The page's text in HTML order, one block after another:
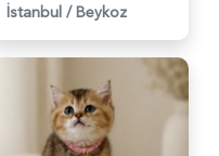
İstanbul / Beykoz